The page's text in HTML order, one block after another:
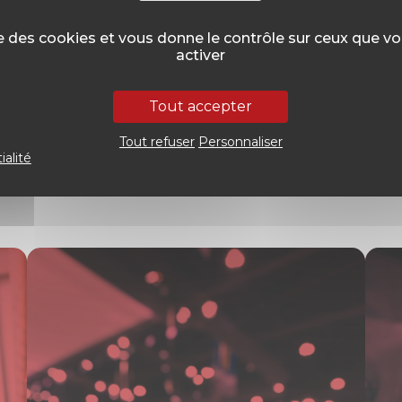
immersives, créatrices de sens pour marquer les
Nous voulons créer un réel impact pour nos
des cookies et vous donne le contrôle sur ceux que
activer
Tout accepter
Tout refuser Personnaliser